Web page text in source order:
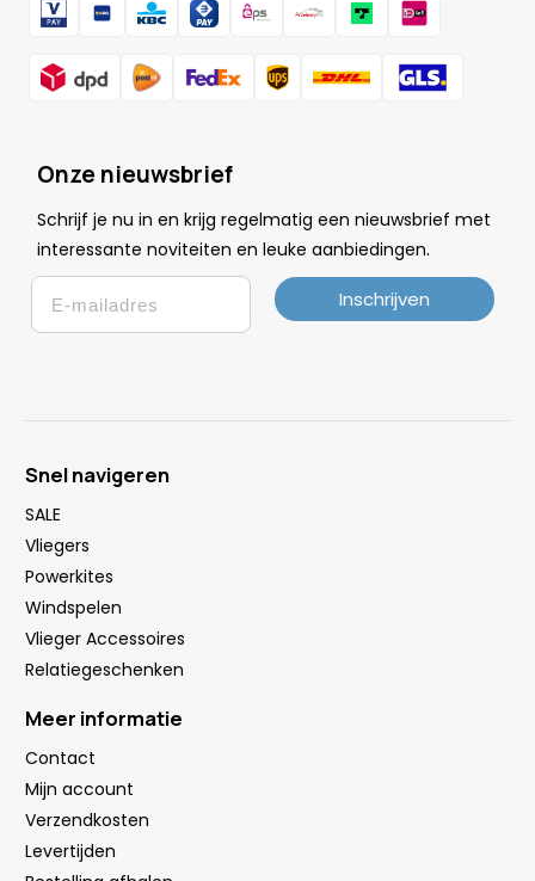
Onze nieuwsbrief
Schrijf je nu in en krijg regelmatig een nieuwsbrief met
interessante noviteiten en leuke aanbiedingen.
Email
Inschrijven
Snel navigeren
SALE
Vliegers
Powerkites
Windspelen
Vlieger Accessoires
Relatiegeschenken
Meer informatie
Contact
Mijn account
Verzendkosten
Levertijden